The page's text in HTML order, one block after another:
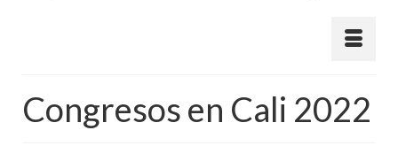
Congresos en Cali 2022